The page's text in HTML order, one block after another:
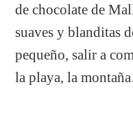
de chocolate de
suaves y blanditas
pequeño, salir a
la playa, la